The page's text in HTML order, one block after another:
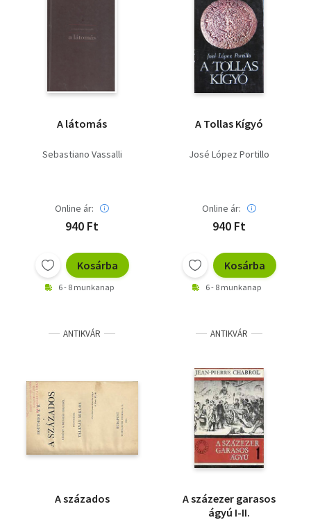
A látomás
Sebastiano Vassalli
Online ár:
940 Ft
Kosárba
6 - 8 munkanap
A Tollas Kígyó
José López Portillo
Online ár:
940 Ft
Kosárba
6 - 8 munkanap
ANTIKVÁR
A százados
ANTIKVÁR
A százezer garasos
ágyú I-II.